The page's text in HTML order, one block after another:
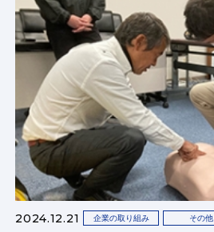
2024.12.21 企業の取り組み その他